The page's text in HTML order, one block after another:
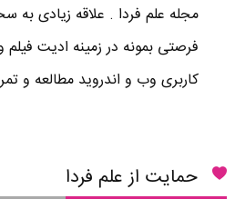
مجله علم فردا . علاقه زیادی به
فرصتی بمونه در زمینه ادیت
کاربری وب و اندروید مطالعه و
حمایت از علم فردا